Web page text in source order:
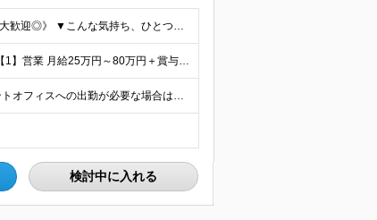
《学歴・職歴・経験すべて不問！／未経験からのチャレンジ大歓迎◎》 ▼こんな気持ち、ひとつでも当てはまる方はぜひ！ □ なにか、人生を変えるきっかけがほしい □ 立ち仕事に疲れて、そろそろ座り仕事がい
＼完全未経験でも安心して年収UP可能です！／ -------------- 【1】営業 月給25万円～80万円＋賞与 【2】事務 月給21万円～50万円＋賞与 【3】マーケ 月給25万円～80万円
日本全国で募集中！リモート希望者も大歓迎！ ※クライアントオフィスへの出勤が必要な場合は、 「東京オフィス」または「首都圏・関西圏」になります ※勤務地の選択はご希望を考慮し、転居を伴う転勤はありま
検討中に入れる